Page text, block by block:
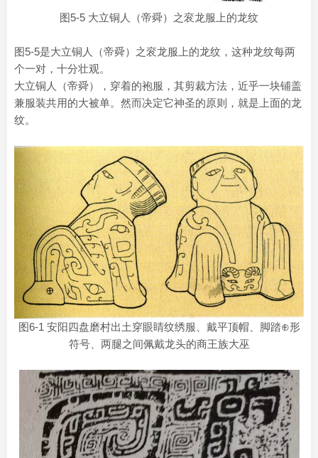
图5-5 大立铜人（帝舜）之衮龙服上的龙纹
图5-5是大立铜人（帝舜）之衮龙服上的龙纹，这种龙纹每两
个一对，十分壮观。
大立铜人（帝舜），穿着的袍服，其剪裁方法，近乎一块铺盖
兼服装共用的大被单。然而决定它神圣的原则，就是上面的龙
纹。
图6-1 安阳四盘磨村出土穿眼睛纹绣服、戴平顶帽、脚踏⊕形
符号、两腿之间佩戴龙头的商王族大巫